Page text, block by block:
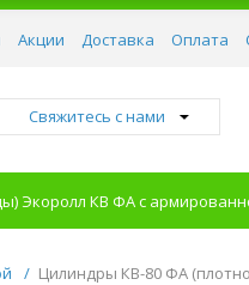
Акции Доставка Оплата
Свяжитесь с нами
Экоролл КВ ФА с
/ Цилиндры КВ-80 ФА